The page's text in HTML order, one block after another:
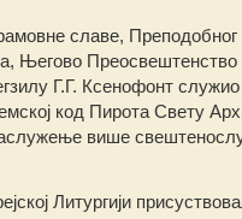
славе, Преподобног
Његово
Г.Г. Ксенофонт
код Пирота Свету
више
Литургији